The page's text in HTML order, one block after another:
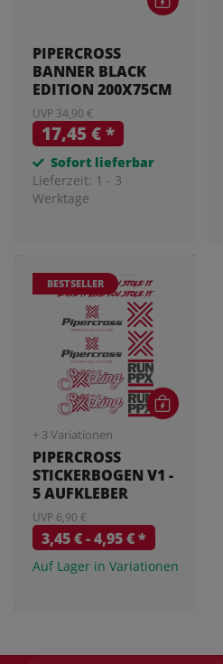
PIPERCROSS
BANNER BLACK
EDITION 200X75CM
UVP 34,90 €
17,45 €*
Sofort lieferbar
Lieferzeit: 1 - 3
Werktage
BESTSELLER
+ 3 Variationen
PIPERCROSS
STICKERBOGEN V1 -
5 AUFKLEBER
UVP 6,90 €
3,45 € -4,95 €*
Auf Lager in Variationen